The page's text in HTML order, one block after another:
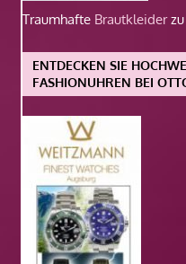
Traumhafte Brautkleider
ENTDECKEN SIE
FASHIONUHREN BEI